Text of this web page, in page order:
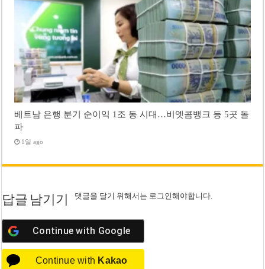
베트남 은행 분기 순이익 1조 동 시대…비엣콤뱅크 등 5곳 돌
파
1일 ago
답글 남기기 댓글을 달기 위해서는 로그인해야합니다.
Continue with Google
Continue with Kakao